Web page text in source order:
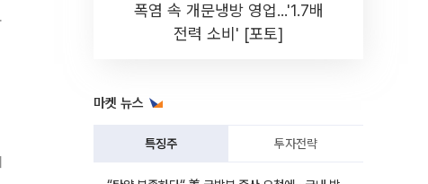
폭염 속 개문냉방 영업...'1.7배
전력 소비' [포토]
마켓 뉴스
특징주 투자전략